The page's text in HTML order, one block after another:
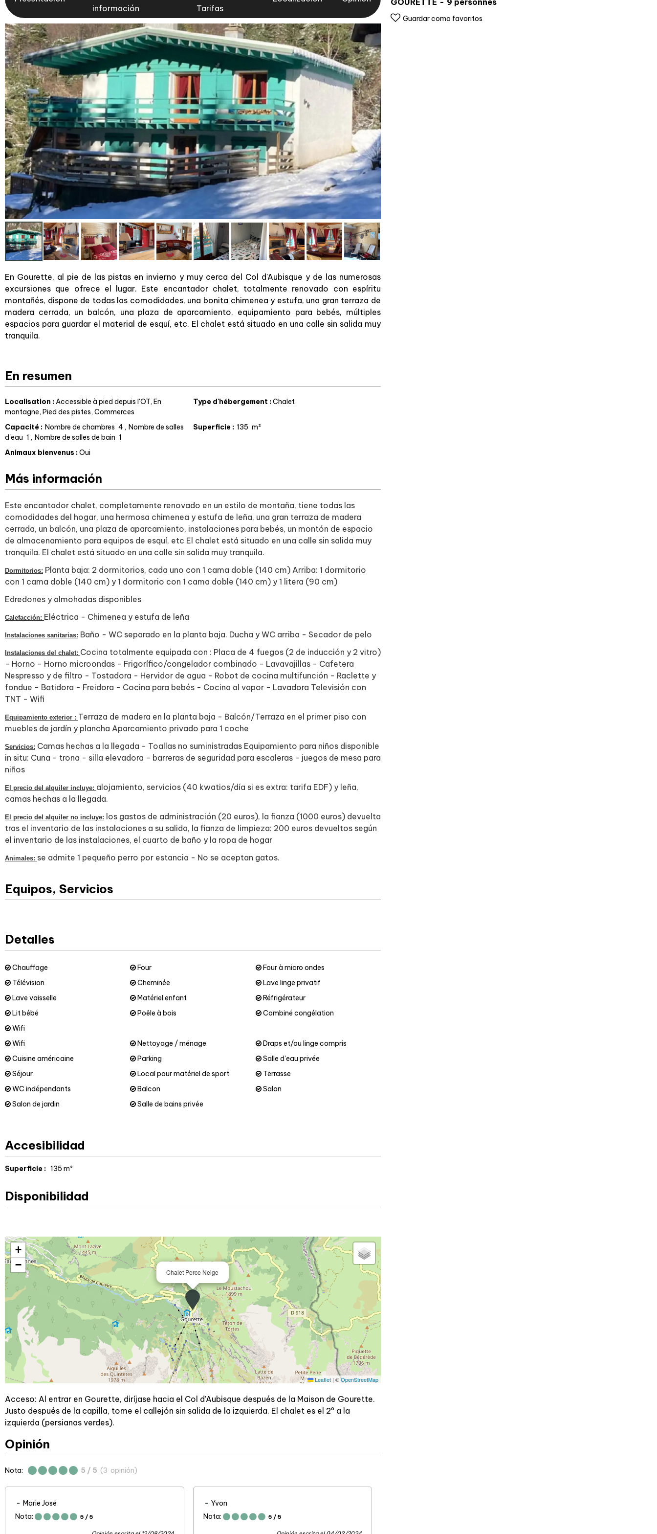
información
Tarifas
GOURETTE 9 personnes
Guardar como favoritos
En Gourette, al pie de las pistas en invierno y muy cerca del Col d'Aubisque y de las numerosas
excursiones que ofrece el lugar. Este encantador chalet, totalmente renovado con espíritu
montañés, dispone de todas las comodidades, una bonita chimenea y estufa, una gran terraza de
madera cerrada, un balcón, una plaza de aparcamiento, equipamiento para bebés, múltiples
espacios para guardar el material de esquí, etc. El chalet está situado en una calle sin salida muy
tranquila.
En resumen
Localisation :Accessible à pied depuis l'OT En
montagne Pied des pistes Commerces
Type d'hébergement :Chalet
Capacité : Nombre de chambres 4
Nombre de salles
d'eau 1 Nombre de salles de bain 1
Superficie : 135 m²
Animaux bienvenus :Oui
Más información
Este encantador chalet, completamente renovado en un estilo de montaña, tiene todas las
comodidades del hogar, una hermosa chimenea y estufa de leña, una gran terraza de madera
cerrada, un balcón, una plaza de aparcamiento, instalaciones para bebés, un montón de espacio
de almacenamiento para equipos de esquí, etc El chalet está situado en una calle sin salida muy
tranquila. El chalet está situado en una calle sin salida muy tranquila.
Dormitorios: Planta baja: 2 dormitorios, cada uno con 1 cama doble (140 cm) Arriba: 1 dormitorio
con 1 cama doble (140 cm) y 1 dormitorio con 1 cama doble (140 cm) y 1 litera (90 cm)
​Edredones y almohadas disponibles
Calefacción: Eléctrica - Chimenea y estufa de leña
Instalaciones sanitarias: Baño - WC separado en la planta baja. Ducha y WC arriba - Secador de pelo
Instalaciones del chalet: Cocina totalmente equipada con : Placa de 4 fuegos (2 de inducción y 2 vitro)
- Horno - Horno microondas - Frigorífico/congelador combinado - Lavavajillas - Cafetera
Nespresso y de filtro - Tostadora - Hervidor de agua - Robot de cocina multifunción - Raclette y
fondue - Batidora - Freidora - Cocina para bebés - Cocina al vapor - Lavadora Televisión con
TNT - Wifi
Equipamiento exterior : Terraza de madera en la planta baja - Balcón/Terraza en el primer piso con
muebles de jardín y plancha Aparcamiento privado para 1 coche
Servicios: Camas hechas a la llegada - Toallas no suministradas Equipamiento para niños disponible
in situ: Cuna - trona - silla elevadora - barreras de seguridad para escaleras - juegos de mesa para
niños
El precio del alquiler incluye: alojamiento, servicios (40 kwatios/día si es extra: tarifa EDF) y leña,
camas hechas a la llegada.
El precio del alquiler no incluye:
los gastos de administración (20 euros), la fianza (1000 euros) devuelta
tras el inventario de las instalaciones a su salida, la fianza de limpieza: 200 euros devueltos según
el inventario de las instalaciones, el cuarto de baño y la ropa de hogar
Animales: se admite 1 pequeño perro por estancia - No se aceptan gatos.
Equipos, Servicios
Detalles
Chauffage Four
Four à micro ondes
Télévision
Cheminée
Lave linge privatif
Lave vaisselle
Matériel enfant
Réfrigérateur
Lit bébé
Poêle à bois
Combiné congélation
Wifi
Wifi
Nettoyage / ménage
Draps et/ou linge compris
Cuisine américaine
Parking
Salle d'eau privée
Séjour
Local pour matériel de sport
Terrasse
WC indépendants
Balcon
Salon
Salon de jardin
Salle de bains privée
Accesibilidad
Superficie : 135 m²
Disponibilidad
Chalet Perce Neige
+
−
Leaflet | ©OpenStreetMap
Acceso: Al entrar en Gourette, diríjase hacia el Col d'Aubisque después de la Maison de Gourette.
Justo después de la capilla, tome el callejón sin salida de la izquierda. El chalet es el 2º a la
izquierda (persianas verdes).
Opinión
Nota: 5 / 5 (3 opinión)
Marie José
Nota:
5 / 5
Yvon
Nota:
5 / 5